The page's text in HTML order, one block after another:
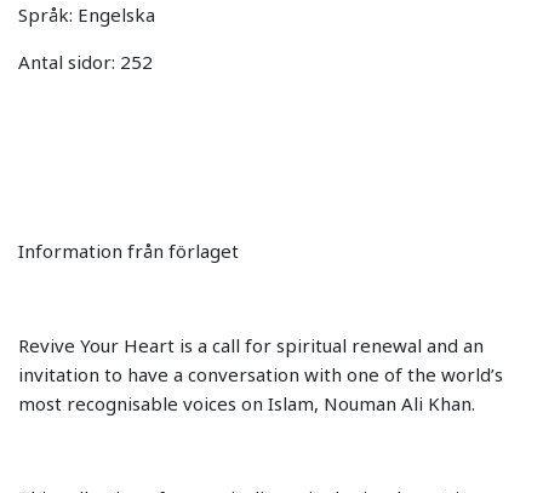
Språk: Engelska
Antal sidor: 252
Information från förlaget
Revive Your Heart is a call for spiritual renewal and an
invitation to have a conversation with one of the world’s
most recognisable voices on Islam, Nouman Ali Khan.